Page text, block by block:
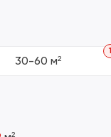
30-60 м²
1